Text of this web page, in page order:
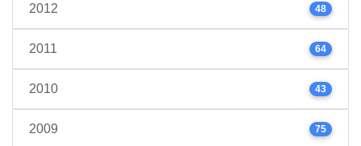
2012 48
2011 64
2010 43
2009 75